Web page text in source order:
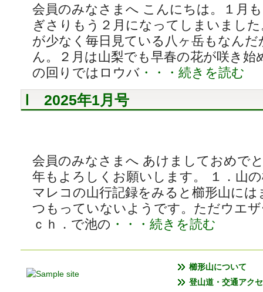
会員のみなさまへ こんにちは。１月
ぎさりもう２月になってしまいまし
が少なく毎日見ている八ヶ岳もなん
ん。２月は山梨でも早春の花が咲き始
の回りではロウバ ・・・続きを読む
2025年1月号
会員のみなさまへ あけましておめで
年もよろしくお願いします。 １．山
マレコの山行記録をみると櫛形山に
つもっていないようです。ただウエ
ｃｈ．で池の ・・・続きを読む
櫛形山について
登山道・交通アク